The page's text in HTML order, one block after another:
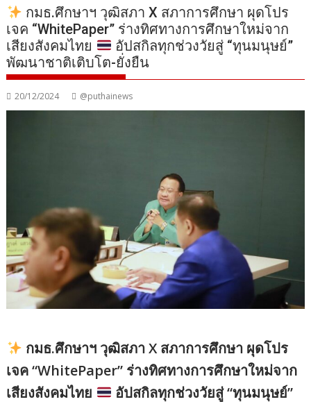
กมธ.ศึกษาฯ วุฒิสภา X สภาการศึกษา ผุดโปร
เจค “WhitePaper” ร่างทิศทางการศึกษาใหม่จาก
เสียงสังคมไทย
อัปสกิลทุกช่วงวัยสู่ “ทุนมนุษย์”
พัฒนาชาติเติบโต-ยั่งยืน
20/12/2024 @puthainews
กมธ.ศึกษาฯ วุฒิสภา X สภาการศึกษา ผุดโปร
เจค “WhitePaper” ร่างทิศทางการศึกษาใหม่จาก
เสียงสังคมไทย
อัปสกิลทุกช่วงวัยสู่ “ทุนมนุษย์”